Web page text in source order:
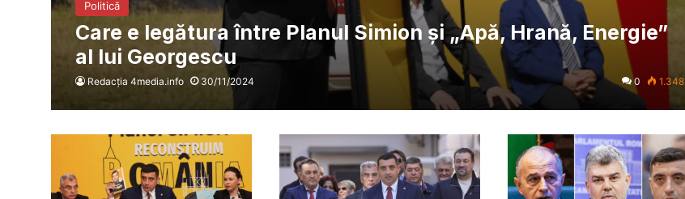
Politică
Care e legătura între Planul Simion și „Apă, Hrană, Energie”
al lui Georgescu
Redacția 4media.info 30/11/2024 0 1.348